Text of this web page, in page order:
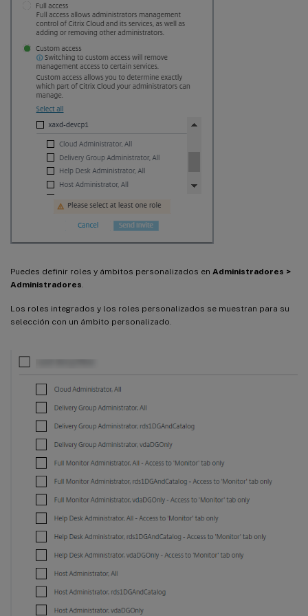
Puedes definir roles y ámbitos personalizados en Administradores >
Administradores
Los roles integrados y los roles personalizados se muestran para su
selección con un ámbito personalizado.